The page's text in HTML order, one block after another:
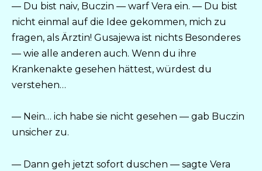
— Du bist naiv, Buczin — warf Vera ein. — Du bist
nicht einmal auf die Idee gekommen, mich zu
fragen, als Ärztin! Gusajewa ist nichts Besonderes
— wie alle anderen auch. Wenn du ihre
Krankenakte gesehen hättest, würdest du
verstehen…
— Nein… ich habe sie nicht gesehen — gab Buczin
unsicher zu.
— Dann geh jetzt sofort duschen — sagte Vera